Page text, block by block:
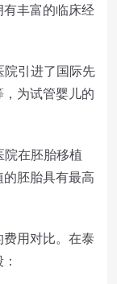
丰富的临床经
引进了国际先
为试管婴儿的
在胚胎移植
胚胎具有最高
用对比。在泰